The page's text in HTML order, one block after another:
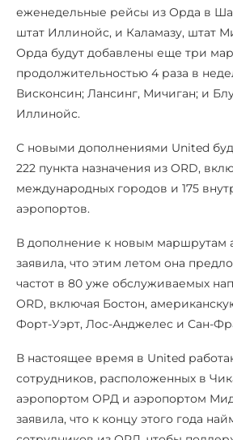
еженедельные рейсы из Орда в
штат Иллинойс, и Каламазу, штат
Орда будут добавлены еще три
продолжительностью 4 раза в
Висконсин; Лансинг, Мичиган; и
Иллинойс.
С новыми дополнениями United
222 пункта назначения из ORD,
международных городов и 175
аэропортов.
В дополнение к новым маршрутам
заявила, что этим летом она
частот в 80 уже обслуживаемых
ORD, включая Бостон,
Форт-Уэрт, Лос-Анджелес и Сан-
В настоящее время в United
сотрудников, расположенных в
аэропортом ОРД и аэропортом
заявила, что к концу этого года